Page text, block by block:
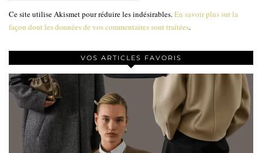
Ce site utilise Akismet pour réduire les indésirables. En savoir plus sur la
façon dont les données de vos commentaires sont traitées.
VOS ARTICLES FAVORIS